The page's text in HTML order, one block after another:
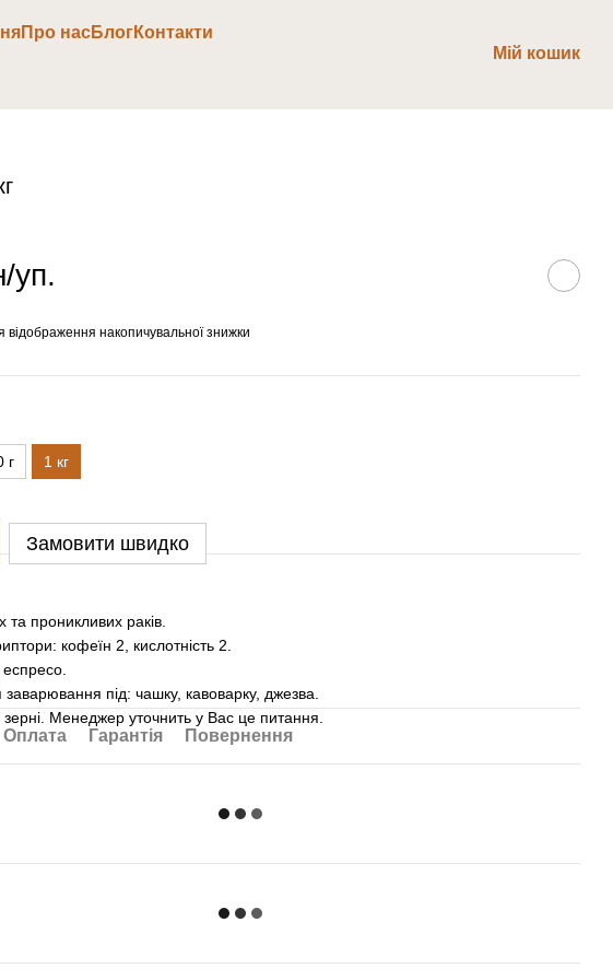
Про насБлогКонтакти
Мій кошик
уп.
відображення накопичувальної знижки
г 1 кг
Замовити швидко
та проникливих раків.
кофеїн 2, кислотність 2.
заварювання під: чашку, кавоварку, джезва.
Менеджер уточнить у Вас це питання.
Оплата Гарантія Повернення